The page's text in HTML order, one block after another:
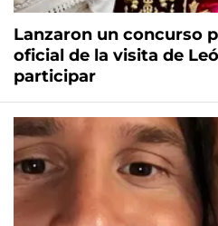
Lanzaron un concurso
oficial de la visita de
participar